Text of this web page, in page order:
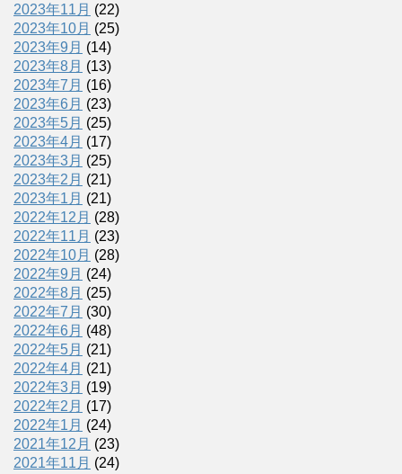
2023年11月 (22)
2023年10月 (25)
2023年9月 (14)
2023年8月 (13)
2023年7月 (16)
2023年6月 (23)
2023年5月 (25)
2023年4月 (17)
2023年3月 (25)
2023年2月 (21)
2023年1月 (21)
2022年12月 (28)
2022年11月 (23)
2022年10月 (28)
2022年9月 (24)
2022年8月 (25)
2022年7月 (30)
2022年6月 (48)
2022年5月 (21)
2022年4月 (21)
2022年3月 (19)
2022年2月 (17)
2022年1月 (24)
2021年12月 (23)
2021年11月 (24)